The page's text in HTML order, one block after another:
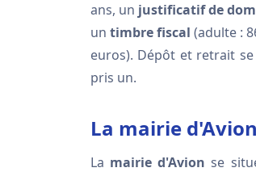
ans, un justificatif de
un timbre fiscal (adulte :
euros). Dépôt et retrait
pris un.
La mairie
La mairie d'Avion se